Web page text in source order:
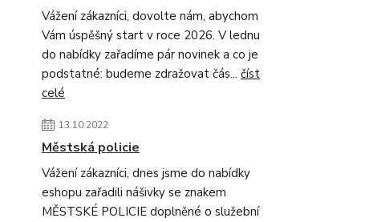
Vážení zákazníci, dovolte nám, abychom
Vám úspěšný start v roce 2026. V lednu
do nabídky zařadíme pár novinek a co je
podstatné: budeme zdražovat čás... číst
celé
13.10.2022
Městská policie
Vážení zákazníci, dnes jsme do nabídky
eshopu zařadili nášivky se znakem
MĚSTSKÉ POLICIE doplněné o služební